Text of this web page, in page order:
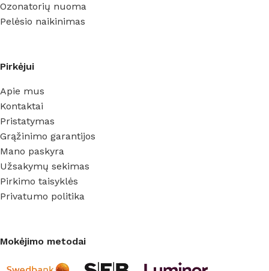
Ozonatorių nuoma
Pelėsio naikinimas
Pirkėjui
Apie mus
Kontaktai
Pristatymas
Grąžinimo garantijos
Mano paskyra
Užsakymų sekimas
Pirkimo taisyklės
Privatumo politika
Mokėjimo metodai